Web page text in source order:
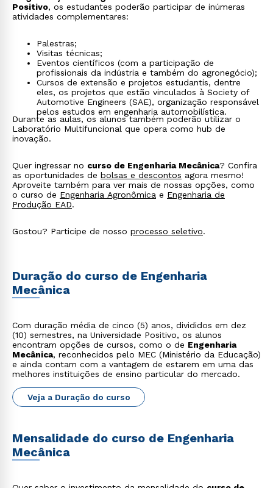
técnicos. Os principais cargos são de diretor, gerente,
coordenador e supervisor.
Engenharia e Agronomia (CREA) de seu estado para
estar habilitado a ser o responsável técnico sobre
obras e serviços.
Áreas de atuação do curso de
Engenharia Mecânica
Ao se formar no
manutenção de máquinas, equipamentos e sistemas
mecânicos.
São muitas as oportunidades ao se tornarEngenheiro
Mecânico, podendo o profissional atuar em:
Manutenção Mecânica;
Setor energético;
Eletricidade Aplicada;
Mecânica dos Sólidos;
Positivo, os estudantes poderão participar de inúmeras
atividades complementares:
Palestras;
Visitas técnicas;
Eventos científicos (com a participação de
profissionais da indústria e também do agronegócio);
Cursos de extensão e projetos estudantis, dentre
eles, os projetos que estão vinculados à Society of
Automotive Engineers (SAE), organização responsável
pelos estudos em engenharia automobilística.
Durante as aulas, os alunos também poderão utilizar o
Laboratório Multifuncional que opera como hub de
inovação.
Quer ingressar no curso de Engenharia Mecânica? Confira
as oportunidades de bolsas e descontos agora mesmo!
Aproveite também para ver mais de nossas opções, como
o curso de Engenharia Agronômica e Engenharia de
Produção EAD.
Gostou? Participe de nosso processo seletivo.
Duração do curso de Engenharia
Mecânica
Com duração média de cinco (5) anos, divididos em dez
(10) semestres, na Universidade Positivo, os alunos
encontram opções de cursos, como o de Engenharia
Mecânica, reconhecidos pelo MEC (Ministério da Educação)
e ainda contam com a vantagem de estarem em uma das
melhores instituições de ensino particular do mercado.
Veja a Duração do curso
Mensalidade do curso de Engenharia
Mecânica